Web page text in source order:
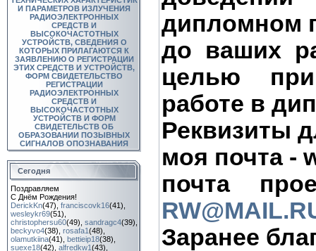
И ПАРАМЕТРОВ ИЗЛУЧЕНИЯ
РАДИОЭЛЕКТРОННЫХ
СРЕДСТВ И
ВЫСОКОЧАСТОТНЫХ
УСТРОЙСТВ, СВЕДЕНИЯ О
КОТОРЫХ ПРИЛАГАЮТСЯ К
ЗАЯВЛЕНИЮ О РЕГИСТРАЦИИ
ЭТИХ СРЕДСТВ И УСТРОЙСТВ,
ФОРМ СВИДЕТЕЛЬСТВО
РЕГИСТРАЦИИ
РАДИОЭЛЕКТРОННЫХ
СРЕДСТВ И
ВЫСОКОЧАСТОТНЫХ
УСТРОЙСТВ И ФОРМ
СВИДЕТЕЛЬСТВ ОБ
ОБРАЗОВАНИИ ПОЗЫВНЫХ
СИГНАЛОВ ОПОЗНАВАНИЯ
Сегодня
Поздравляем
С Днём Рождения!
DerickKn(47) franciscovk16(41)
wesleykr69(51)
christophersu60(49) sandragc4(39)
beckyvo4(38) rosafa1(48)
olamutkiina(41) bettieip18(38)
suexe18(42) alfredkw1(43)
дипломном
до ваших
целью
работе в
Реквизиты
моя почта -
почта
Заранее